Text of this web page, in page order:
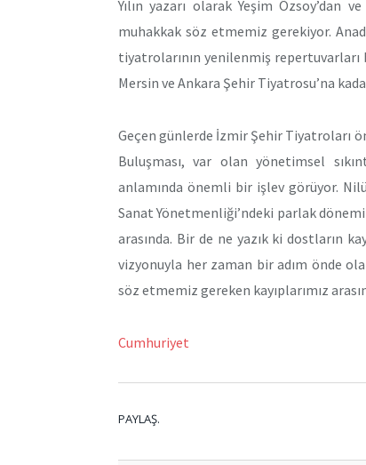
Yılın yazarı olarak Yeşim
muhakkak söz etmemiz gerekiyor.
tiyatrolarının yenilenmiş
Mersin ve Ankara Şehir Tiyatrosu’na
Geçen günlerde İzmir Şehir Tiyatroları
Buluşması, var olan yönetimsel
anlamında önemli bir işlev görüyor.
Sanat Yönetmenliği’ndeki parlak
arasında. Bir de ne yazık ki dostların
vizyonuyla her zaman bir adım önde
söz etmemiz gereken kayıplarımız
Cumhuriyet
PAYLAŞ.